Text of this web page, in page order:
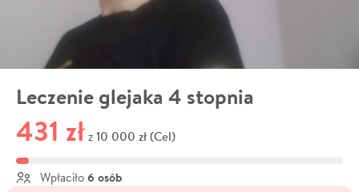
Leczenie glejaka 4 stopnia
431 zł z 10 000 zł (Cel)
Wpłaciło 6 osób